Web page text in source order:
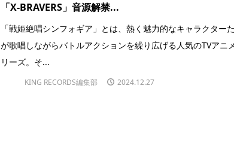
「X-BRAVERS」音源解禁...
「戦姫絶唱シンフォギア」とは、熱く魅力的なキャラクター
が歌唱しながらバトルアクションを繰り広げる人気のTVアニ
リーズ。そ...
KING RECORDS編集部 2024.12.27